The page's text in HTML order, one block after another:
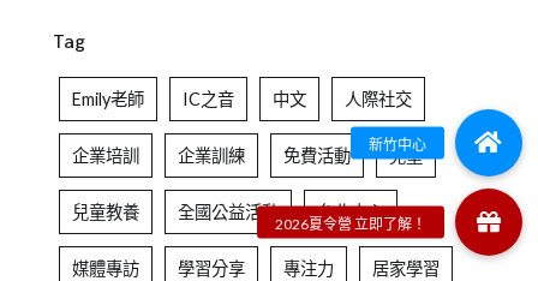
Tag
Emily老師 IC之音 中文 人際社交
企業培訓 企業訓練 免費活動 兒童
兒童教養 全國公益活動 台北中心
媒體專訪 學習分享 專注力 居家學習